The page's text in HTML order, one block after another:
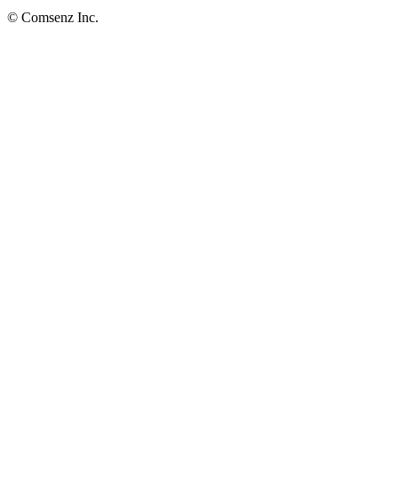
© Comsenz Inc.